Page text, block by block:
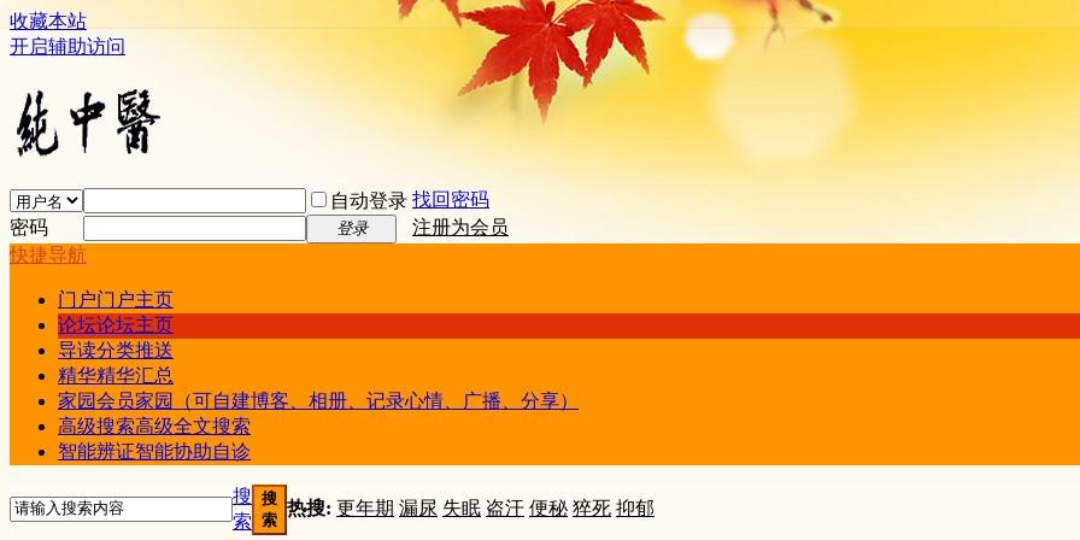
收藏本站
开启辅助访问
自动登录 找回密码
密码
登录
注册为会员
快捷导航
门户门户主页
论坛论坛主页
导读分类推送
精华精华汇总
家园会员家园（可自建博客、相册、记录心情、广播、分享）
高级搜索高级全文搜索
智能辨证智能协助自诊
搜
索
搜
索
热搜: 更年期 漏尿 失眠 盗汗 便秘 猝死 抑郁